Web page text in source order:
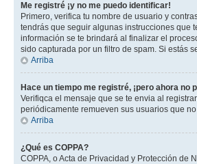
Me registré ¡y no me puedo identificar!
Primero, verifica tu nombre de usuario y
tendrás que seguir algunas instrucciones que
información se te brindará al finalizar el
sido capturada por un filtro de spam. Si estás
Arriba
Hace un tiempo me registré, ¡pero ahora no
Verifiqca el mensaje que se te envia al
periódicamente remueven sus usuarios que
Arriba
¿Qué es COPPA?
COPPA, o Acta de Privacidad y Protección de